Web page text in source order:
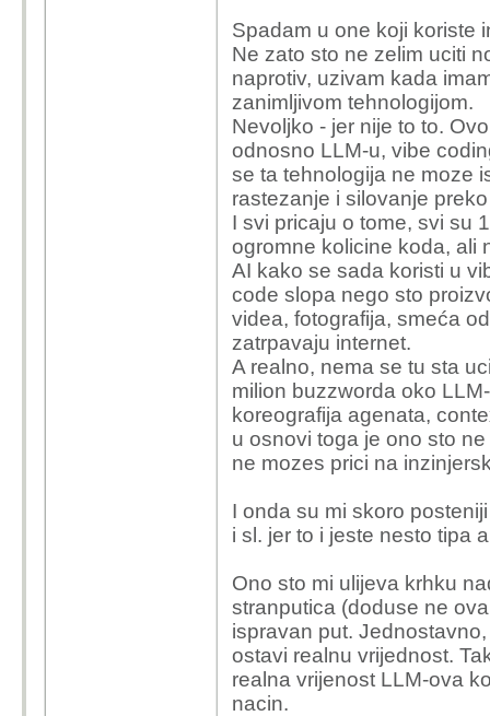
Spadam u one koji koriste
Ne zato sto ne zelim uciti
naprotiv, uzivam kada
zanimljivom tehnologijom.
Nevoljko - jer nije to to.
odnosno LLM-u, vibe
se ta tehnologija ne moze
rastezanje i silovanje
I svi pricaju o tome, svi su
ogromne kolicine koda, ali
AI kako se sada koristi u
code slopa nego sto
videa, fotografija, smeća
zatrpavaju internet.
A realno, nema se tu sta
milion buzzworda oko
koreografija agenata,
u osnovi toga je ono sto
ne mozes prici na
I onda su mi skoro
i sl. jer to i jeste nesto tipa
Ono sto mi ulijeva krhku
stranputica (doduse ne
ispravan put.
ostavi realnu vrijednost.
realna vrijenost LLM-ova
nacin.